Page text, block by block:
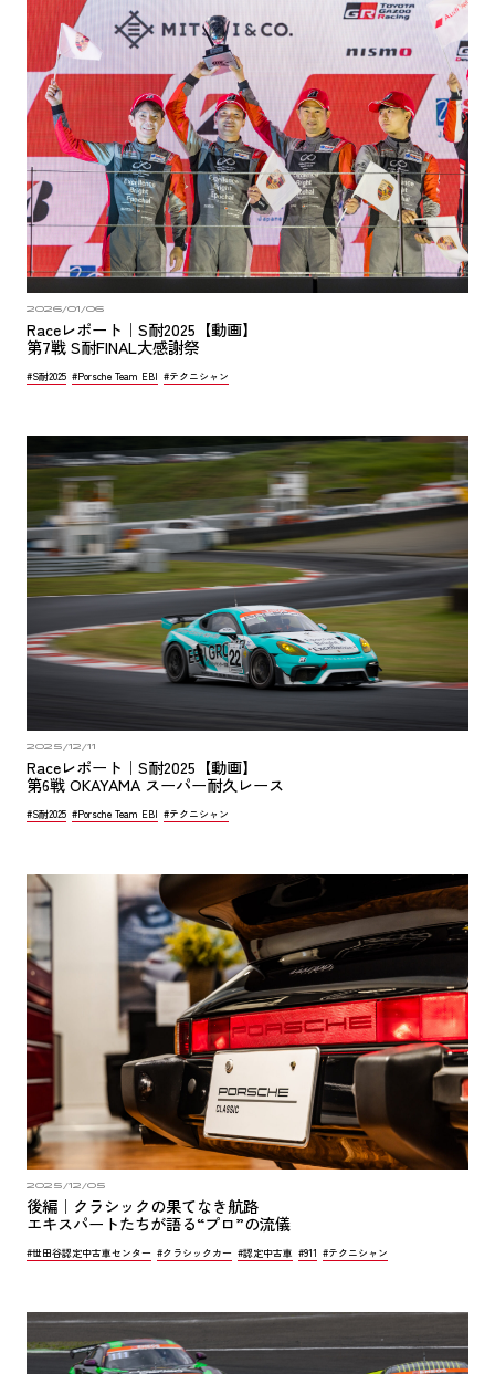
公式ラインはこちら
© 2025 EBI Marketing Co., Ltd. EBI GROUP 認定中古車在庫
2026/01/06
Raceレポート｜S耐2025【動画】
第7戦 S耐FINAL大感謝祭
#S耐2025 #Porsche Team EBI #テクニシャン
2025/12/11
Raceレポート｜S耐2025【動画】
第6戦 OKAYAMA スーパー耐久レース
#S耐2025 #Porsche Team EBI #テクニシャン
2025/12/05
後編｜クラシックの果てなき航路
エキスパートたちが語る“プロ”の流儀
#世田谷認定中古車センター #クラシックカー #認定中古車 #911 #テクニシャン